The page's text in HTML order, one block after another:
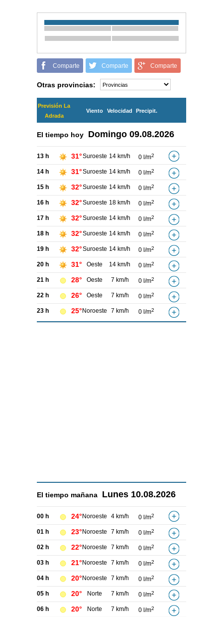
Comparte Comparte Comparte
Otras provincias:
Previsión La
Adrada
Viento Velocidad Precipit.
El tiempo hoy Domingo 09.08.2026
13 h 31°Suroeste 14 km/h 0 l/m2
14 h 31°Suroeste 14 km/h 0 l/m2
15 h 32°Suroeste 14 km/h 0 l/m2
16 h 32°Suroeste 18 km/h 0 l/m2
17 h 32°Suroeste 14 km/h 0 l/m2
18 h 32°Suroeste 14 km/h 0 l/m2
19 h 32°Suroeste 14 km/h 0 l/m2
20 h 31° Oeste 14 km/h 0 l/m2
21 h 28° Oeste 7 km/h 0 l/m2
22 h 26° Oeste 7 km/h 0 l/m2
23 h 25° Noroeste 7 km/h 0 l/m2
El tiempo mañana Lunes 10.08.2026
00 h 24° Noroeste 4 km/h 0 l/m2
01 h 23° Noroeste 7 km/h 0 l/m2
02 h 22° Noroeste 7 km/h 0 l/m2
03 h 21° Noroeste 7 km/h 0 l/m2
04 h 20° Noroeste 7 km/h 0 l/m2
05 h 20° Norte 7 km/h 0 l/m2
06 h 20° Norte 7 km/h 0 l/m2